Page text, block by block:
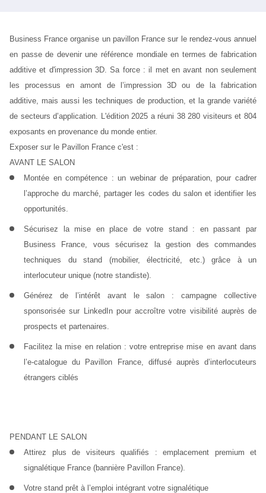
Business France organise un pavillon France sur le rendez-vous annuel
en passe de devenir une référence mondiale en termes de fabrication
additive et d'impression 3D. Sa force : il met en avant non seulement
les processus en amont de l’impression 3D ou de la fabrication
additive, mais aussi les techniques de production, et la grande variété
de secteurs d’application. L'édition 2025 a réuni 38 280 visiteurs et 804
exposants en provenance du monde entier.
Exposer sur le Pavillon France c'est :
AVANT LE SALON
Montée en compétence : un webinar de préparation, pour cadrer
l’approche du marché, partager les codes du salon et identifier les
opportunités.
Sécurisez la mise en place de votre stand : en passant par
Business France, vous sécurisez la gestion des commandes
techniques du stand (mobilier, électricité, etc.) grâce à un
interlocuteur unique (notre standiste).
Générez de l’intérêt avant le salon : campagne collective
sponsorisée sur LinkedIn pour accroître votre visibilité auprès de
prospects et partenaires.
Facilitez la mise en relation : votre entreprise mise en avant dans
l’e-catalogue du Pavillon France, diffusé auprès d’interlocuteurs
étrangers ciblés
PENDANT LE SALON
Attirez plus de visiteurs qualifiés : emplacement premium et
signalétique France (bannière Pavillon France).
Votre stand prêt à l’emploi intégrant votre signalétique